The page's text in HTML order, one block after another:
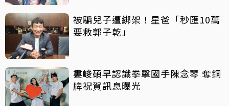
被騙兒子遭綁架！星爸「秒匯10萬
要救郭子乾」
婁峻碩早認識拳擊國手陳念琴 奪銅
牌祝賀訊息曝光